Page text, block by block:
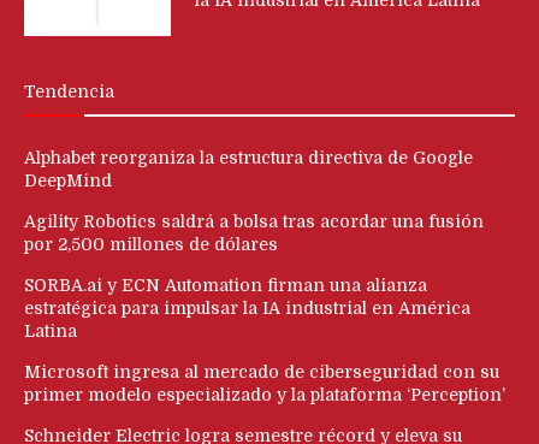
Tendencia
Alphabet reorganiza la estructura directiva de Google
DeepMind
Agility Robotics saldrá a bolsa tras acordar una fusión
por 2,500 millones de dólares
SORBA.ai y ECN Automation firman una alianza
estratégica para impulsar la IA industrial en América
Latina
Microsoft ingresa al mercado de ciberseguridad con su
primer modelo especializado y la plataforma ‘Perception’
Schneider Electric logra semestre récord y eleva su